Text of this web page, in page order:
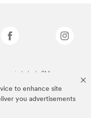
to enhance site
you advertisements
propriedade da 3M.